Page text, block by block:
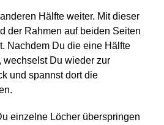
Hälfte weiter. Mit dieser
der Rahmen auf beiden Seiten
Nachdem Du die eine Hälfte
wechselst Du wieder zur
und spannst dort die
einzelne Löcher überspringen